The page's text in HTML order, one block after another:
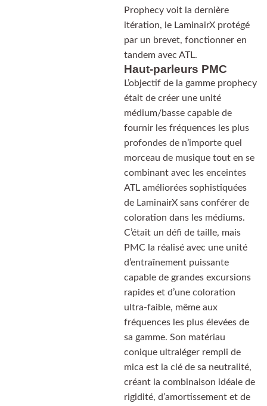
Prophecy voit la dernière
itération, le LaminairX protégé
par un brevet, fonctionner en
tandem avec ATL.
Haut-parleurs PMC
L’objectif de la gamme prophecy
était de créer une unité
médium/basse capable de
fournir les fréquences les plus
profondes de n’importe quel
morceau de musique tout en se
combinant avec les enceintes
ATL améliorées sophistiquées
de LaminairX sans conférer de
coloration dans les médiums.
C’était un défi de taille, mais
PMC la réalisé avec une unité
d’entraînement puissante
capable de grandes excursions
rapides et d’une coloration
ultra-faible, même aux
fréquences les plus élevées de
sa gamme. Son matériau
conique ultraléger rempli de
mica est la clé de sa neutralité,
créant la combinaison idéale de
rigidité, d’amortissement et de